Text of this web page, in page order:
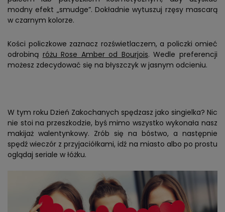
modny efekt „smudge”. Dokładnie wytuszuj rzęsy mascarą
w czarnym kolorze.
Kości policzkowe zaznacz rozświetlaczem, a policzki omieć
odrobiną różu Rose Amber od Bourjois. Wedle preferencji
możesz zdecydować się na błyszczyk w jasnym odcieniu.
W tym roku Dzień Zakochanych spędzasz jako singielka? Nic
nie stoi na przeszkodzie, byś mimo wszystko wykonała nasz
makijaż walentynkowy. Zrób się na bóstwo, a następnie
spędź wieczór z przyjaciółkami, idź na miasto albo po prostu
oglądaj seriale w łóżku.